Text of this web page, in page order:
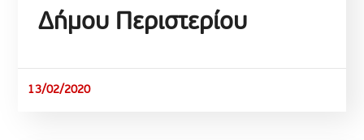
Δήμου Περιστερίου
13/02/2020